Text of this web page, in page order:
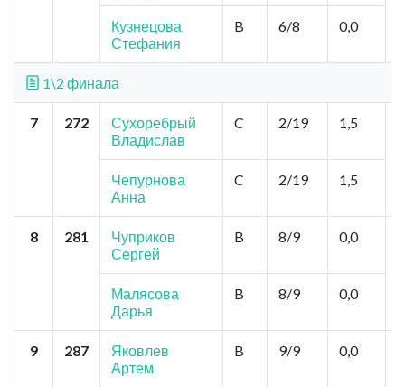
Кузнецова
Стефания
B 6/8 0,0
1\2 финала
7 272
Сухоребрый
Владислав
C 2/19 1,5
Чепурнова
Анна
C 2/19 1,5
8 281
Чуприков
Сергей
B 8/9 0,0
Малясова
Дарья
B 8/9 0,0
9 287
Яковлев
Артем
B 9/9 0,0